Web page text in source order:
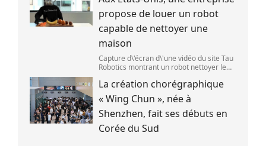
mieux possible l\'éclipse solaire,prévue le
1
propose de louer un robot
capable de nettoyer une
maison
Capture d\'écran d\'une vidéo du site Tau
Robotics montrant un robot nettoyer le
Robotics)
La création chorégraphique
« Wing Chun », née à
Shenzhen, fait ses débuts en
Corée du Sud